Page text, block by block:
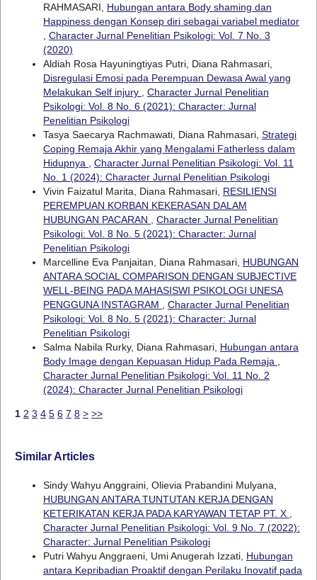
RAHMASARI, Hubungan antara Body shaming dan
Happiness dengan Konsep diri sebagai variabel mediator
Character Jurnal Penelitian Psikologi: Vol. 7 No. 3
(2020)
Aldiah Rosa Hayuningtiyas Putri, Diana Rahmasari,
Disregulasi Emosi pada Perempuan Dewasa Awal yang
Melakukan Self injury
Character Jurnal Penelitian
Psikologi: Vol. 8 No. 6 (2021): Character: Jurnal
Penelitian Psikologi
Tasya Saecarya Rachmawati, Diana Rahmasari, Strategi
Coping Remaja Akhir yang Mengalami Fatherless dalam
Hidupnya
Character Jurnal Penelitian Psikologi: Vol. 11
No. 1 (2024): Character Jurnal Penelitian Psikologi
Vivin Faizatul Marita, Diana Rahmasari, RESILIENSI
PEREMPUAN KORBAN KEKERASAN DALAM
HUBUNGAN PACARAN
Character Jurnal Penelitian
Psikologi: Vol. 8 No. 5 (2021): Character: Jurnal
Penelitian Psikologi
Marcelline Eva Panjaitan, Diana Rahmasari, HUBUNGAN
ANTARA SOCIAL COMPARISON DENGAN SUBJECTIVE
WELL-BEING PADA MAHASISWI PSIKOLOGI UNESA
PENGGUNA INSTAGRAM
Character Jurnal Penelitian
Psikologi: Vol. 8 No. 5 (2021): Character: Jurnal
Penelitian Psikologi
Salma Nabila Rurky, Diana Rahmasari, Hubungan antara
Body Image dengan Kepuasan Hidup Pada Remaja
Character Jurnal Penelitian Psikologi: Vol. 11 No. 2
(2024): Character Jurnal Penelitian Psikologi
1 2 3 4 5 6 7 8 > >>
Similar Articles
Sindy Wahyu Anggraini, Olievia Prabandini Mulyana,
HUBUNGAN ANTARA TUNTUTAN KERJA DENGAN
KETERIKATAN KERJA PADA KARYAWAN TETAP PT. X
Character Jurnal Penelitian Psikologi: Vol. 9 No. 7 (2022):
Character: Jurnal Penelitian Psikologi
Putri Wahyu Anggraeni, Umi Anugerah Izzati, Hubungan
antara Kepribadian Proaktif dengan Perilaku Inovatif pada